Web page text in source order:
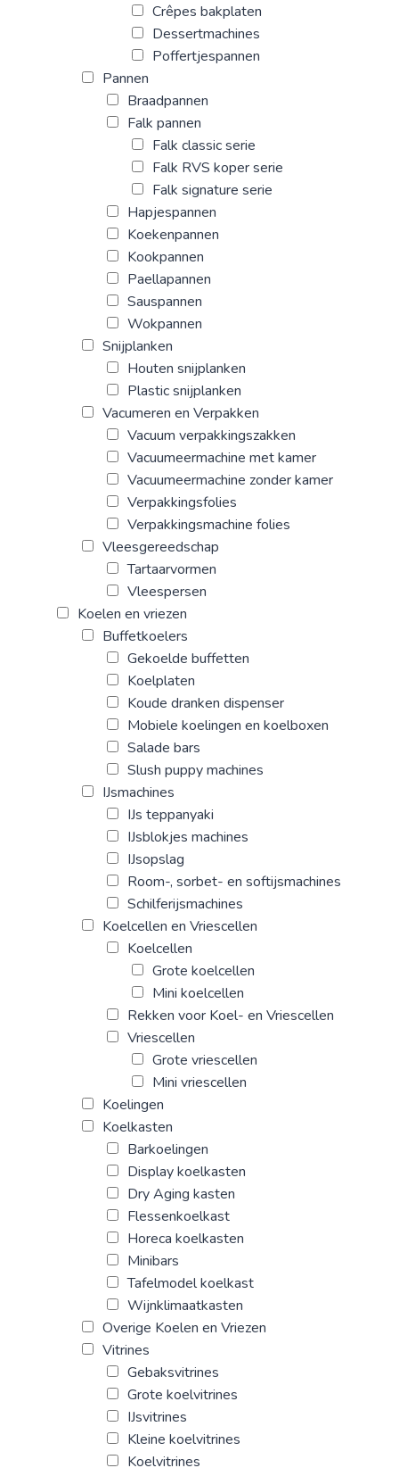
Crêpes bakplaten
Dessertmachines
Poffertjespannen
Pannen
Braadpannen
Falk pannen
Falk classic serie
Falk RVS koper serie
Falk signature serie
Hapjespannen
Koekenpannen
Kookpannen
Paellapannen
Sauspannen
Wokpannen
Snijplanken
Houten snijplanken
Plastic snijplanken
Vacumeren en Verpakken
Vacuum verpakkingszakken
Vacuumeermachine met kamer
Vacuumeermachine zonder kamer
Verpakkingsfolies
Verpakkingsmachine folies
Vleesgereedschap
Tartaarvormen
Vleespersen
Koelen en vriezen
Buffetkoelers
Gekoelde buffetten
Koelplaten
Koude dranken dispenser
Mobiele koelingen en koelboxen
Salade bars
Slush puppy machines
IJsmachines
IJs teppanyaki
IJsblokjes machines
IJsopslag
Room-, sorbet- en softijsmachines
Schilferijsmachines
Koelcellen en Vriescellen
Koelcellen
Grote koelcellen
Mini koelcellen
Rekken voor Koel- en Vriescellen
Vriescellen
Grote vriescellen
Mini vriescellen
Koelingen
Koelkasten
Barkoelingen
Display koelkasten
Dry Aging kasten
Flessenkoelkast
Horeca koelkasten
Minibars
Tafelmodel koelkast
Wijnklimaatkasten
Overige Koelen en Vriezen
Vitrines
Gebaksvitrines
Grote koelvitrines
IJsvitrines
Kleine koelvitrines
Koelvitrines